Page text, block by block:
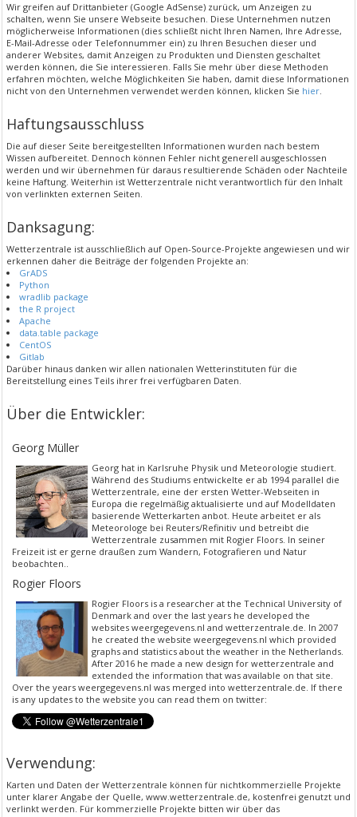
Wir greifen auf Drittanbieter (Google AdSense) zurück, um Anzeigen zu
schalten, wenn Sie unsere Webseite besuchen. Diese Unternehmen nutzen
möglicherweise Informationen (dies schließt nicht Ihren Namen, Ihre Adresse,
E-Mail-Adresse oder Telefonnummer ein) zu Ihren Besuchen dieser und
anderer Websites, damit Anzeigen zu Produkten und Diensten geschaltet
werden können, die Sie interessieren. Falls Sie mehr über diese Methoden
erfahren möchten, welche Möglichkeiten Sie haben, damit diese Informationen
nicht von den Unternehmen verwendet werden können, klicken Sie hier.
Haftungsausschluss
Die auf dieser Seite bereitgestellten Informationen wurden nach bestem
Wissen aufbereitet. Dennoch können Fehler nicht generell ausgeschlossen
werden und wir übernehmen für daraus resultierende Schäden oder Nachteile
keine Haftung. Weiterhin ist Wetterzentrale nicht verantwortlich für den Inhalt
von verlinkten externen Seiten.
Danksagung:
Wetterzentrale ist ausschließlich auf Open-Source-Projekte angewiesen und wir
erkennen daher die Beiträge der folgenden Projekte an:
GrADS
Python
wradlib package
the R project
Apache
data.table package
CentOS
Gitlab
Darüber hinaus danken wir allen nationalen Wetterinstituten für die
Bereitstellung eines Teils ihrer frei verfügbaren Daten.
Über die Entwickler:
Georg Müller
Georg hat in Karlsruhe Physik und Meteorologie studiert.
Während des Studiums entwickelte er ab 1994 parallel die
Wetterzentrale, eine der ersten Wetter-Webseiten in
Europa die regelmäßig aktualisierte und auf Modelldaten
basierende Wetterkarten anbot. Heute arbeitet er als
Meteorologe bei Reuters/Refinitiv und betreibt die
Wetterzentrale zusammen mit Rogier Floors. In seiner
Freizeit ist er gerne draußen zum Wandern, Fotografieren und Natur
beobachten..
Rogier Floors
Rogier Floors is a researcher at the Technical University of
Denmark and over the last years he developed the
websites weergegevens.nl and wetterzentrale.de. In 2007
he created the website weergegevens.nl which provided
graphs and statistics about the weather in the Netherlands.
After 2016 he made a new design for wetterzentrale and
extended the information that was available on that site.
Over the years weergegevens.nl was merged into wetterzentrale.de. If there
is any updates to the website you can read them on twitter:
Verwendung:
Karten und Daten der Wetterzentrale können für nichtkommerzielle Projekte
unter klarer Angabe der Quelle, www.wetterzentrale.de, kostenfrei genutzt und
verlinkt werden. Für kommerzielle Projekte bitten wir über das